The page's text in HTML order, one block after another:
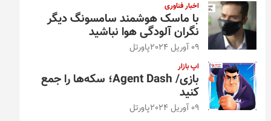
اخبار فناوری
با ماسک هوشمند سامسونگ دیگر
نگران آلودگی هوا نباشید
09 آوریل 2024 پاورتل
اپ بازار
بازی/ Agent Dash؛ سکه‌ها را جمع
کنید
09 آوریل 2024 پاورتل